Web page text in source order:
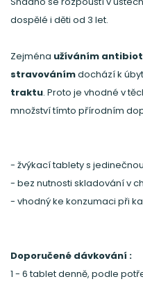
dospělé i děti od 3 let.
Zejména užíváním
stravovánímdochází k
traktu. Proto je vhodné v
množství tímto přírodním
- žvýkací tablety s
- bez nutnosti skladování v
- vhodný ke konzumaci při
Doporučené dávkování :
1 - 6 tablet denně, podle